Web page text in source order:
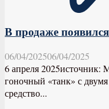
В продаже
06/04/202506/04/2025
6 апреля 2025источник:
гоночный «танк» с
средство...